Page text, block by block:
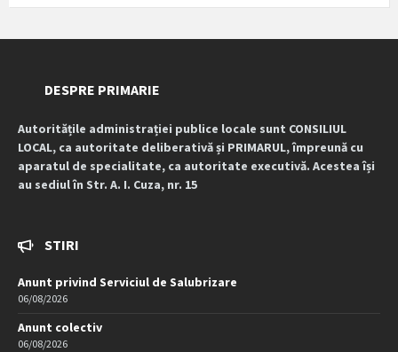
DESPRE PRIMARIE
Autoritățile administrației publice locale sunt CONSILIUL
LOCAL, ca autoritate deliberativă și PRIMARUL, împreună cu
aparatul de specialitate, ca autoritate executivă. Acestea își
au sediul în Str. A. I. Cuza, nr. 15
STIRI
Anunt privind Serviciul de Salubrizare
06/08/2026
Anunt colectiv
06/08/2026